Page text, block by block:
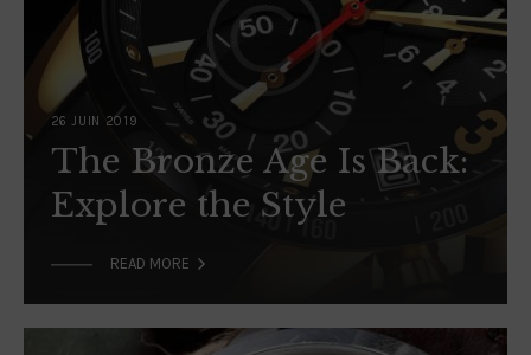
26 JUIN 2019
The Bronze Age Is Back:
Explore the Style
READ MORE 